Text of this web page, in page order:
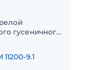
гусеничного
9.1